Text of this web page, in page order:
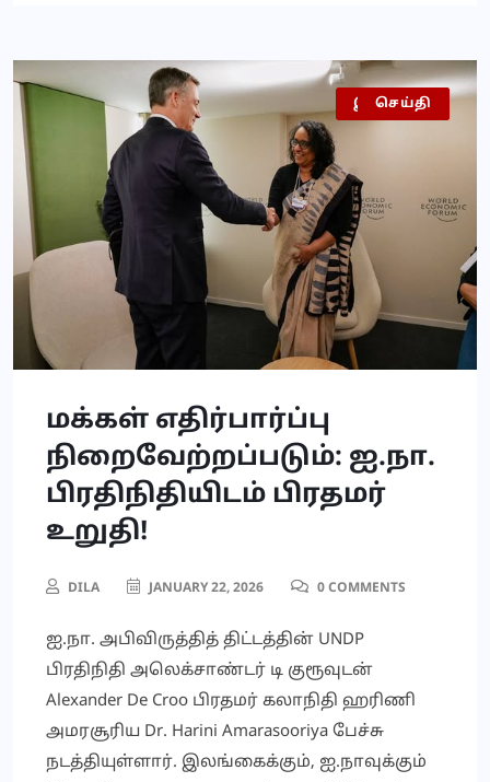
இலங்கை
செய்தி
மக்கள் எதிர்பார்ப்பு
நிறைவேற்றப்படும்: ஐ.நா.
பிரதிநிதியிடம் பிரதமர்
உறுதி!
DILA JANUARY 22, 2026 0 COMMENTS
ஐ.நா. அபிவிருத்தித் திட்டத்தின் UNDP
பிரதிநிதி அலெக்சாண்டர் டி குரூவுடன்
Alexander De Croo பிரதமர் கலாநிதி ஹரிணி
அமரசூரிய Dr. Harini Amarasooriya பேச்சு
நடத்தியுள்ளார். இலங்கைக்கும், ஐ.நாவுக்கும்